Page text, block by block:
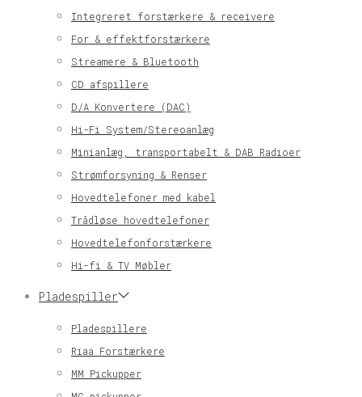
Integreret forstærkere & receivere
For & effektforstærkere
Streamere & Bluetooth
CD afspillere
D/A Konvertere (DAC)
Hi-Fi System/Stereoanlæg
Minianlæg, transportabelt & DAB Radioer
Strømforsyning & Renser
Hovedtelefoner med kabel
Trådløse hovedtelefoner
Hovedtelefonforstærkere
Hi-fi & TV Møbler
Pladespiller
Pladespillere
Riaa Forstærkere
MM Pickupper